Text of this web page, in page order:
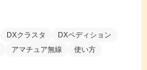
DXクラスタ
DXペディション
アマチュア無線 使い方